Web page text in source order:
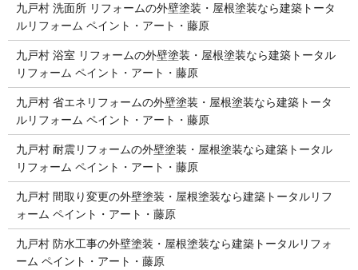
九戸村 洗面所 リフォームの外壁塗装・屋根塗装なら建築トータ
ルリフォーム ペイント・アート・藤原
九戸村 浴室 リフォームの外壁塗装・屋根塗装なら建築トータル
リフォーム ペイント・アート・藤原
九戸村 省エネリフォームの外壁塗装・屋根塗装なら建築トータ
ルリフォーム ペイント・アート・藤原
九戸村 耐震リフォームの外壁塗装・屋根塗装なら建築トータル
リフォーム ペイント・アート・藤原
九戸村 間取り変更の外壁塗装・屋根塗装なら建築トータルリフ
ォーム ペイント・アート・藤原
九戸村 防水工事の外壁塗装・屋根塗装なら建築トータルリフォ
ーム ペイント・アート・藤原